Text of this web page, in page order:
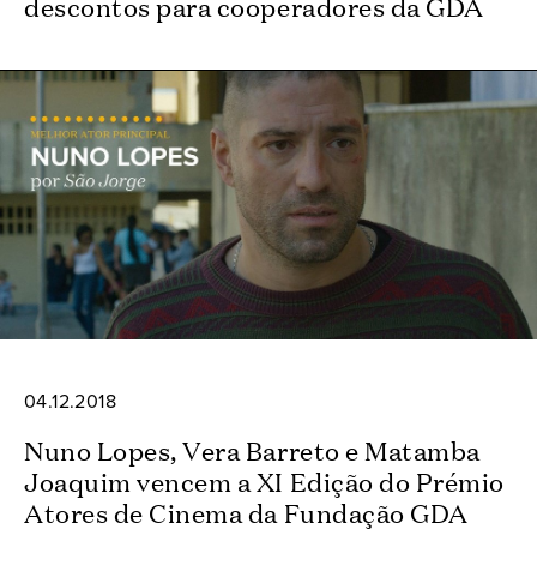
04.12.2018
Nuno Lopes, Vera Barreto e Matamba
Joaquim vencem a XI Edição do Prémio
Atores de Cinema da Fundação GDA